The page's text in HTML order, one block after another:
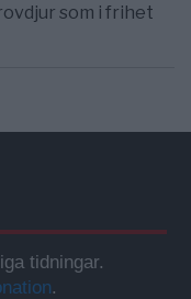
som i frihet
tidningar.
.